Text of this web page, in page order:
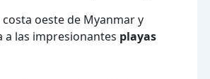
costa oeste de Myanmar y
las impresionantes playas